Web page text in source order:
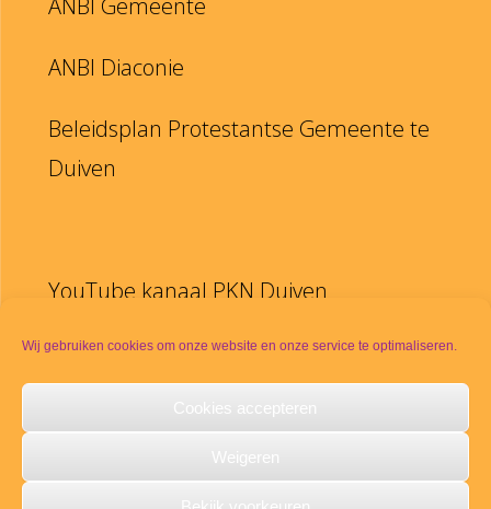
Wij gebruiken cookies om onze website en onze service te optimaliseren.
Cookies accepteren
Weigeren
ANBI Gemeente
ANBI Diaconie
Beleidsplan Protestantse Gemeente te
Duiven
YouTube kanaal PKN Duiven
Disclaimer
Meldpunt seksueel misbruik